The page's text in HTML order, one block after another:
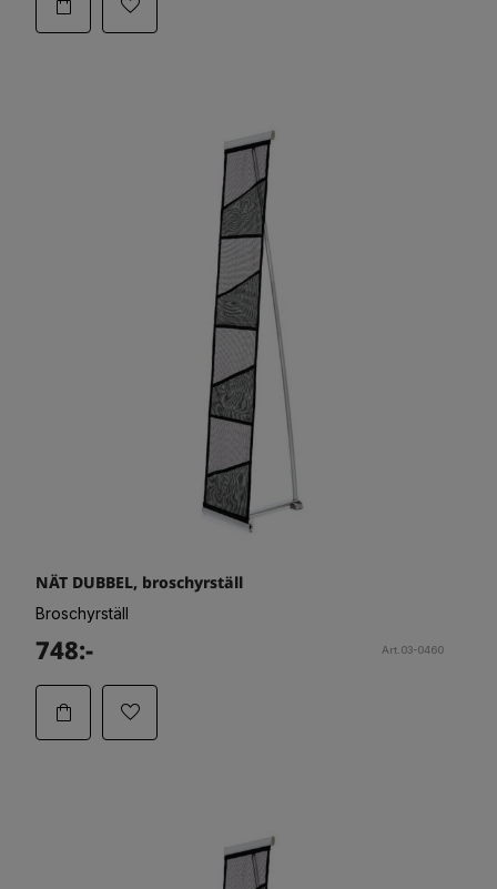
NÄT DUBBEL, broschyrställ
Broschyrställ
748:- Art.03-0460